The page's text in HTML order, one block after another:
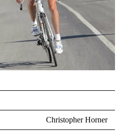
Christopher Horner